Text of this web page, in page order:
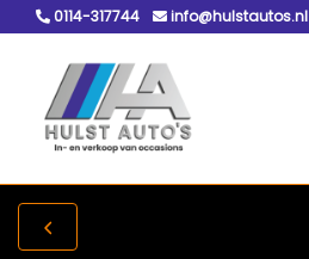
0114-317744 info@hulstautos.nl